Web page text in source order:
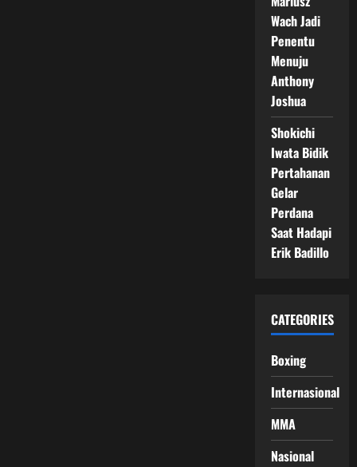
Wach Jadi
Penentu
Menuju
Anthony
Joshua
Shokichi
Iwata Bidik
Pertahanan
Gelar
Perdana
Saat Hadapi
Erik Badillo
CATEGORIES
Boxing
Internasional
MMA
Nasional